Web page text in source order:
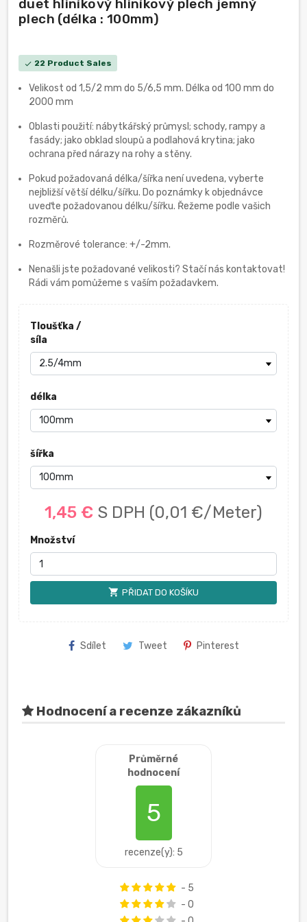
duet hliníkový hliníkový plech jemný
plech (délka : 100mm)
check 22 Product Sales
Velikost od 1,5/2 mm do 5/6,5 mm. Délka od 100 mm do
2000 mm
Oblasti použití: nábytkářský průmysl; schody, rampy a
fasády; jako obklad sloupů a podlahová krytina; jako
ochrana před nárazy na rohy a stěny.
Pokud požadovaná délka/šířka není uvedena, vyberte
nejbližší větší délku/šířku. Do poznámky k objednávce
uveďte požadovanou délku/šířku. Řežeme podle vašich
rozměrů.
Rozměrové tolerance: +/-2mm.
Nenašli jste požadované velikosti? Stačí nás kontaktovat!
Rádi vám pomůžeme s vaším požadavkem.
Tloušťka /
síla
délka
šířka
1,45 € S DPH (0,01 €/Meter)
Množství
shopping_cart PŘIDAT DO KOŠÍKU
Sdílet Tweet Pinterest
Hodnocení a recenze zákazníků
Průměrné
hodnocení
5
recenze(y): 5
- 5
- 0